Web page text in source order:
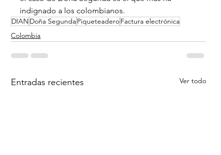
indignado a los colombianos.
DIAN Doña SegundaPiqueteaderoFactura electrónica
Colombia
Entradas recientes Ver todo